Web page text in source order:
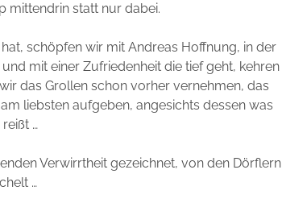
mittendrin statt nur dabei.
schöpfen wir mit Andreas Hoffnung, in der
mit einer Zufriedenheit die tief geht, kehren
das Grollen schon vorher vernehmen, das
liebsten aufgeben, angesichts dessen was
…
Verwirrtheit gezeichnet, von den Dörflern
…